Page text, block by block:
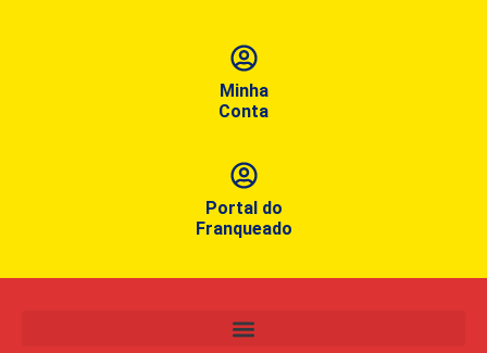
Minha
Conta
Portal do
Franqueado